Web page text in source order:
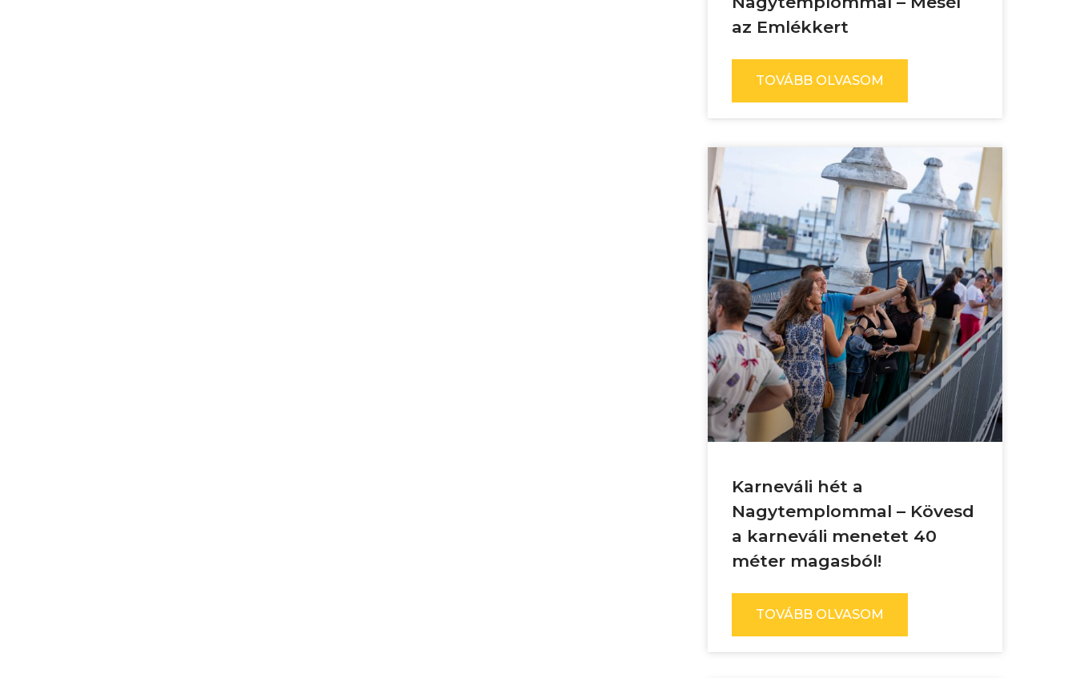
az Emlékkert
TOVÁBB OLVASOM
Karneváli hét a
Nagytemplommal – Kövesd
a karneváli menetet 40
méter magasból!
TOVÁBB OLVASOM